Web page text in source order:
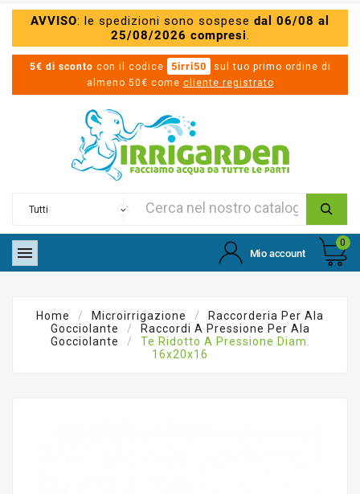
AVVISO: le spedizioni sono sospese dal 06/08 al
25/08/2026 compresi.
5€ di sconto con il codice 5irri50
sul tuo primo ordine di
almeno 50€ come cliente registrato
 Mio account
0
Home Microirrigazione
Raccorderia Per Ala
Gocciolante
Raccordi A Pressione Per Ala
Gocciolante
Te Ridotto A Pressione Diam.
16x20x16